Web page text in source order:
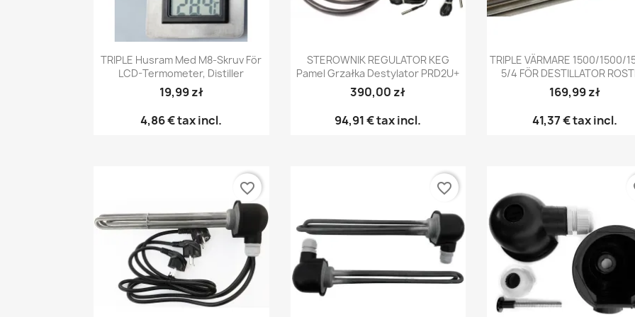
Snabbvy
TRIPLE Husram Med M8-Skruv För
LCD-Termometer, Distiller
19,99 zł
4,86 €tax incl.
Snabbvy
STEROWNIK REGULATOR KEG
Pamel Grzałka Destylator PRD2U+
390,00 zł
94,91 €tax incl.
Snabbvy
TRIPLE VÄRMARE 1500/1500/
5/4 FÖR DESTILLATOR
169,99 zł
41,37 €tax incl.
favorite_border favorite_border